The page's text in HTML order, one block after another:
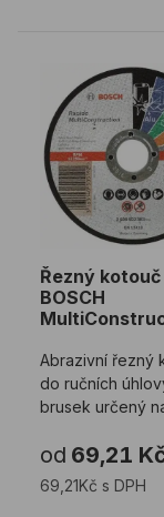
Řezný
Řezný kotouč
BOSCH
plast, kámen
keramiku
Abrazivní řezný
do ručních
brusek určený
keramiku. ...
od 69,21
69,21Kč s DPH